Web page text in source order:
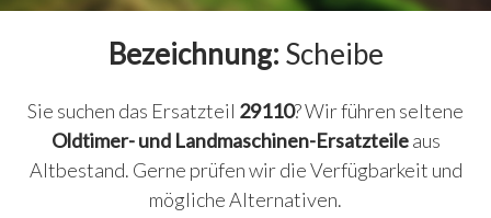
Bezeichnung: Scheibe
Sie suchen das Ersatzteil 29110? Wir führen seltene
Oldtimer- und Landmaschinen-Ersatzteileaus
Altbestand. Gerne prüfen wir die Verfügbarkeit und
mögliche Alternativen.